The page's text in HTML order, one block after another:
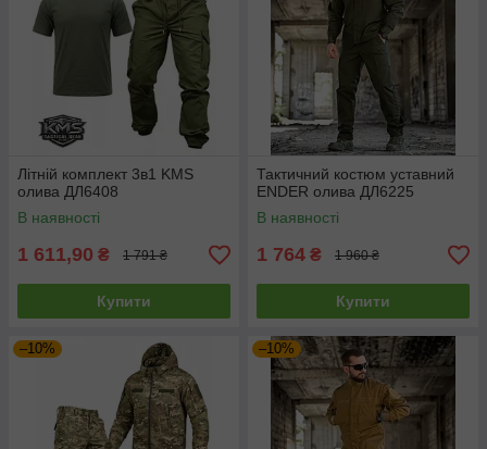
Літній комплект 3в1 KMS
олива ДЛ6408
В наявності
1 611,90 ₴ 1 791 ₴
Купити
Тактичний костюм уставний
ENDER олива ДЛ6225
В наявності
1 764 ₴ 1 960 ₴
Купити
–10% –10%